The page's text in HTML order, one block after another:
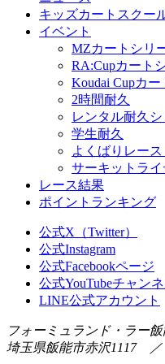
キッズカートスクー
イベント
MZカートシリ
RA:Cupカート
Koudai Cupカ
2時間耐久
レンタル耐久
学生耐久
よくばりレース
サーキットライ
レース結果
ポイントランキング
公式X（Twitter）
公式Instagram
公式Facebookページ
公式YouTubeチャン
LINE公式アカウント
フォーミュランド・ラー
埼玉県飯能市赤沢1117